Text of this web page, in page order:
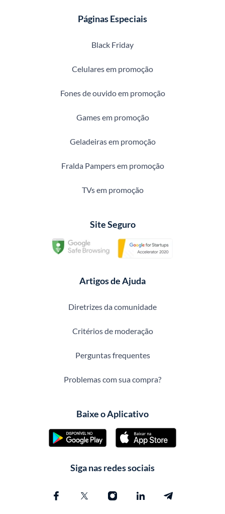
Páginas Especiais
Black Friday
Celulares em promoção
Fones de ouvido em promoção
Games em promoção
Geladeiras em promoção
Fralda Pampers em promoção
TVs em promoção
Site Seguro
Artigos de Ajuda
Diretrizes da comunidade
Critérios de moderação
Perguntas frequentes
Problemas com sua compra?
Baixe o Aplicativo
Siga nas redes sociais